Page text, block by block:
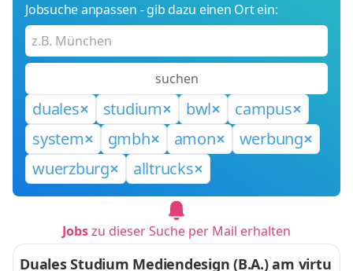
g alltrucks
Jobsuche anpassen - gib dazu einen Ort ein:
suchen
duales studium bwl
campus
system
gmbh amon
werbung
wuerzburg
alltrucks
Jobszu dieser Suche per Mail erhalten
Duales Studium Mediendesign (B.A.) am virtu